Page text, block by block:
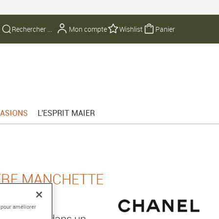
Mon compte Wishlist Panier
L'ESPRIT MAIER
MANCHETTE
améliorer